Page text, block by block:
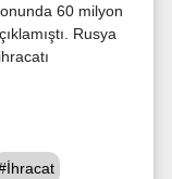
60 milyon
Rusya